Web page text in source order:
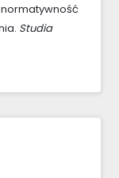
normatywność
Studia